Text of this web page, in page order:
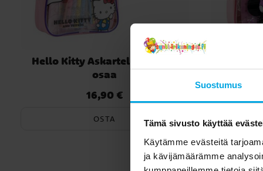
Suostumus
Tämä sivusto käyttää
Käytämme evästeitä
ja kävijämäärämme
Hello Kitty Askartelureppu 15
osaa
Hinta:16,90 €
16,90 €
OSTA